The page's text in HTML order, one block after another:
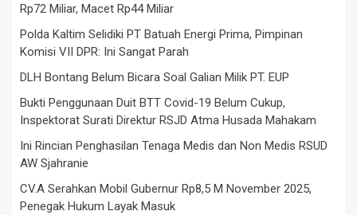
Rp72 Miliar, Macet Rp44 Miliar
Polda Kaltim Selidiki PT Batuah Energi Prima, Pimpinan
Komisi VII DPR: Ini Sangat Parah
DLH Bontang Belum Bicara Soal Galian Milik PT. EUP
Bukti Penggunaan Duit BTT Covid-19 Belum Cukup,
Inspektorat Surati Direktur RSJD Atma Husada Mahakam
Ini Rincian Penghasilan Tenaga Medis dan Non Medis RSUD
AW Sjahranie
CV.A Serahkan Mobil Gubernur Rp8,5 M November 2025,
Penegak Hukum Layak Masuk